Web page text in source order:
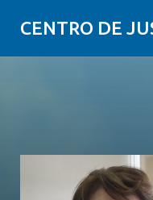
CENTRO DE